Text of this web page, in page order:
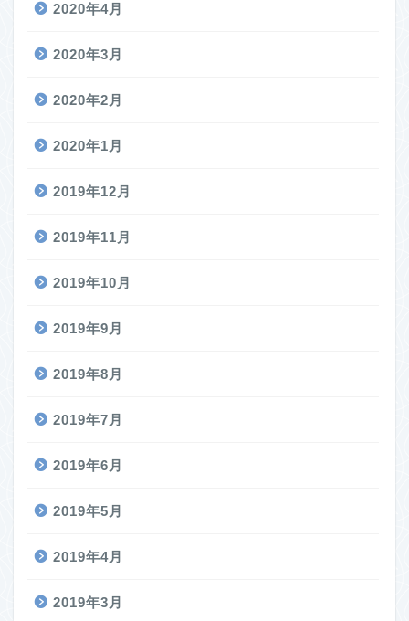
2020年4月
2020年3月
2020年2月
2020年1月
2019年12月
2019年11月
2019年10月
2019年9月
2019年8月
2019年7月
2019年6月
2019年5月
2019年4月
2019年3月